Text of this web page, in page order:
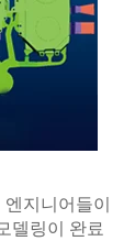
지니어들이
델링이 완료